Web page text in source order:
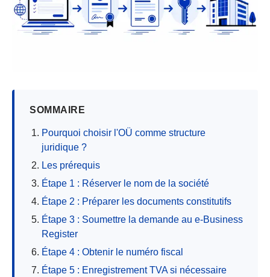
SOMMAIRE
Pourquoi choisir l'OÜ comme structure
juridique ?
Les prérequis
Étape 1 : Réserver le nom de la société
Étape 2 : Préparer les documents constitutifs
Étape 3 : Soumettre la demande au e-Business
Register
Étape 4 : Obtenir le numéro fiscal
Étape 5 : Enregistrement TVA si nécessaire